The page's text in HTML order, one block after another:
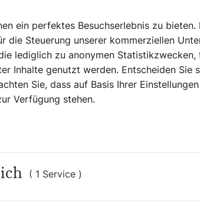
unterwegs.
von Reisen, die ich jetzt
als ich meinen Vertrag als
Augen. Davor war ich noch
Buch „Vom
sind
ein perfektes Besuchserlebnis zu
die Steuerung unserer kommerziellen
lediglich zu anonymen
Inhalte genutzt werden. Entscheiden Sie
Sie, dass auf Basis Ihrer
Verfügung stehen.
( 1 Service )